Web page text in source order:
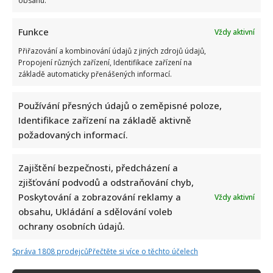
Funkce
Vždy aktivní
Přiřazování a kombinování údajů z jiných zdrojů údajů,
Propojení různých zařízení, Identifikace zařízení na
základě automaticky přenášených informací.
Používání přesných údajů o zeměpisné poloze,
Identifikace zařízení na základě aktivně
požadovaných informací.
Zajištění bezpečnosti, předcházení a
zjišťování podvodů a odstraňování chyb,
Poskytování a zobrazování reklamy a
obsahu, Ukládání a sdělování voleb
ochrany osobních údajů.
Vždy aktivní
Správa 1808 prodejcůPřečtěte si více o těchto účelech
dovolené:
měla
několik
partnerů,
ale
to
nestačilo
Fanoušci jsou ohromeni výraznou proměnou Russella
Iveta Kohoutová 9. 7. 2025
Herec Russell Crowe vždy platil za velkého
charismatického fešáka. V posledních letech ho však
trápila přebytečná kila....
more
about